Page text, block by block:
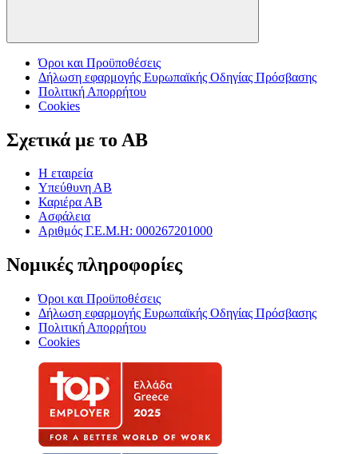
Όροι και Προϋποθέσεις
Δήλωση εφαρμογής Ευρωπαϊκής Οδηγίας Πρόσβασης
Πολιτική Απορρήτου
Cookies
Σχετικά με το ΑΒ
Η εταιρεία
Υπεύθυνη ΑΒ
Καριέρα ΑΒ
Ασφάλεια
Αριθμός Γ.Ε.Μ.Η: 000267201000
Νομικές πληροφορίες
Όροι και Προϋποθέσεις
Δήλωση εφαρμογής Ευρωπαϊκής Οδηγίας Πρόσβασης
Πολιτική Απορρήτου
Cookies